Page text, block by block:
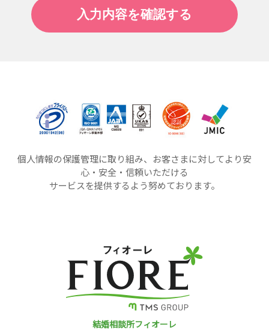
個人情報の保護管理に取り組み、お客さまに対してより安
心・安全・信頼いただける
サービスを提供するよう努めております。
結婚相談所フィオーレ